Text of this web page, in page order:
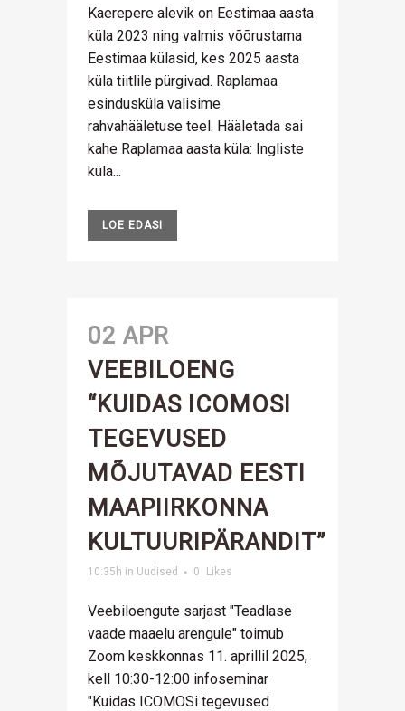
Kaerepere alevik on Eestimaa aasta
küla 2023 ning valmis võõrustama
Eestimaa külasid, kes 2025 aasta
küla tiitlile pürgivad. Raplamaa
esindusküla valisime
rahvahääletuse teel. Hääletada sai
kahe Raplamaa aasta küla: Ingliste
küla...
LOE EDASI
02 APR
VEEBILOENG
“KUIDAS ICOMOSI
TEGEVUSED
MÕJUTAVAD EESTI
MAAPIIRKONNA
KULTUURIPÄRANDIT”
10:35h in Uudised 0 Likes
Veebiloengute sarjast "Teadlase
vaade maaelu arengule" toimub
Zoom keskkonnas 11. aprillil 2025,
kell 10:30-12:00 infoseminar
"Kuidas ICOMOSi tegevused